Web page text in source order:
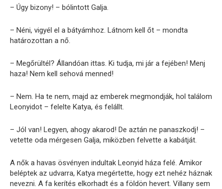
– Úgy bizony! – bólintott Galja.
– Néni, vigyél el a bátyámhoz. Látnom kell őt – mondta
határozottan a nő.
– Megőrültél? Állandóan ittas. Ki tudja, mi jár a fejében! Menj
haza! Nem kell sehová menned!
– Nem. Ha te nem, majd az emberek megmondják, hol találom
Leonyidot – felelte Katya, és felállt.
– Jól van! Legyen, ahogy akarod! De aztán ne panaszkodj! –
vetette oda mérgesen Galja, miközben felvette a kabátját.
A nők a havas ösvényen indultak Leonyid háza felé. Amikor
beléptek az udvarra, Katya megértette, hogy ezt nehéz háznak
nevezni. A fa kerítés elkorhadt és a földön hevert. Villany sem